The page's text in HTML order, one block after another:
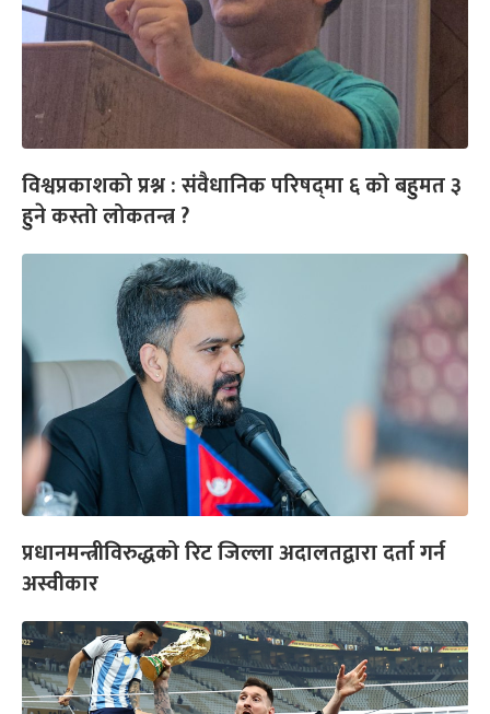
विश्वप्रकाशको प्रश्न : संवैधानिक परिषद्‌मा ६ को बहुमत ३
हुने कस्तो लोकतन्त्र ?
प्रधानमन्त्रीविरुद्धको रिट जिल्ला अदालतद्वारा दर्ता गर्न
अस्वीकार